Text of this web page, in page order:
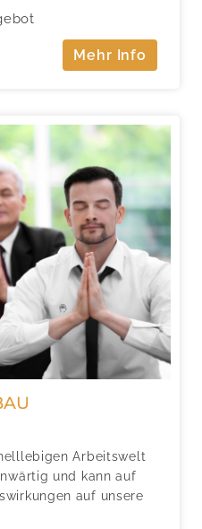
Mehr Info
Arbeitswelt
und kann auf
auf unsere